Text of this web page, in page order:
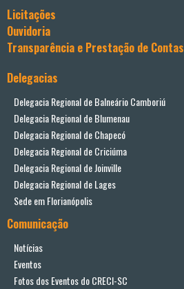
Licitações
Ouvidoria
Transparência e Prestação de Contas
Delegacias
Delegacia Regional de Balneário Camboriú
Delegacia Regional de Blumenau
Delegacia Regional de Chapecó
Delegacia Regional de Criciúma
Delegacia Regional de Joinville
Delegacia Regional de Lages
Sede em Florianópolis
Comunicação
Notícias
Eventos
Fotos dos Eventos do CRECI-SC